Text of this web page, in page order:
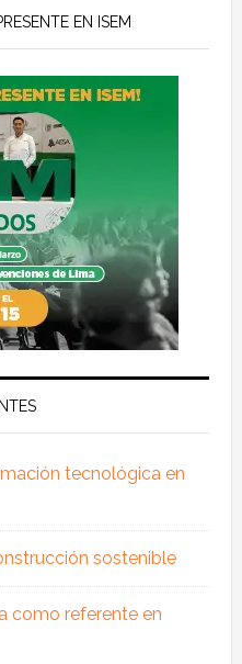
EN ISEM
tecnológica en
sostenible
como referente en